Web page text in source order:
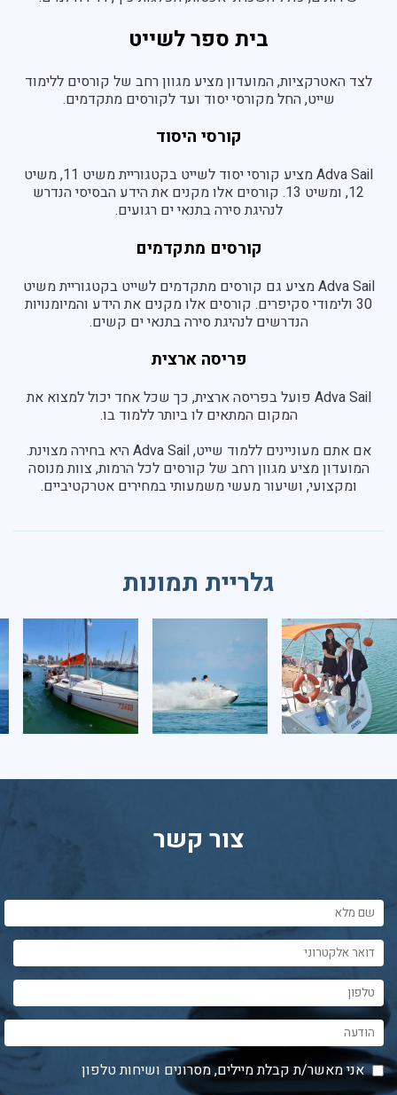
בית ספר לשייט
לצד האטרקציות, המועדון מציע מגוון רחב של קורסים ללימוד
שייט, החל מקורסי יסוד ועד לקורסים מתקדמים.
קורסי היסוד
Adva Sail מציע קורסי יסוד לשייט בקטגוריית משיט 11, משיט
12, ומשיט 13. קורסים אלו מקנים את הידע הבסיסי הנדרש
לנהיגת סירה בתנאי ים רגועים.
קורסים מתקדמים
Adva Sail מציע גם קורסים מתקדמים לשייט בקטגוריית משיט
30 ולימודי סקיפרים. קורסים אלו מקנים את הידע והמיומנויות
הנדרשים לנהיגת סירה בתנאי ים קשים.
פריסה ארצית
Adva Sail פועל בפריסה ארצית, כך שכל אחד יכול למצוא את
המקום המתאים לו ביותר ללמוד בו.
אם אתם מעוניינים ללמוד שייט, Adva Sail היא בחירה מצוינת.
המועדון מציע מגוון רחב של קורסים לכל הרמות, צוות מנוסה
ומקצועי, ושיעור מעשי משמעותי במחירים אטרקטיביים.
גלריית תמונות
צור קשר
אני מאשר/ת קבלת מיילים, מסרונים ושיחות טלפון